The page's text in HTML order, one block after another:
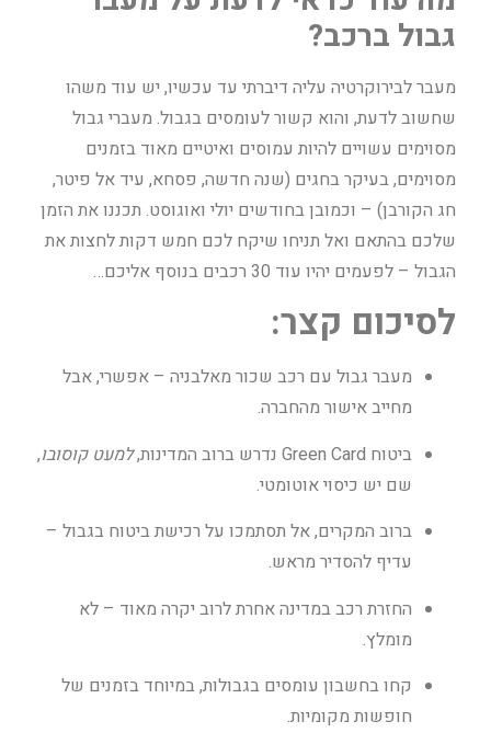
גבול ברכב?
מעבר לבירוקרטיה עליה דיברתי עד עכשיו, יש עוד משהו
שחשוב לדעת, והוא קשור לעומסים בגבול. מעברי גבול
מסוימים עשויים להיות עמוסים ואיטיים מאוד בזמנים
מסוימים, בעיקר בחגים (שנה חדשה, פסחא, עיד אל פיטר,
חג הקורבן) – וכמובן בחודשים יולי ואוגוסט. תכננו את הזמן
שלכם בהתאם ואל תניחו שיקח לכם חמש דקות לחצות את
הגבול – לפעמים יהיו עוד 30 רכבים בנוסף אליכם…
לסיכום קצר:
מעבר גבול עם רכב שכור מאלבניה – אפשרי, אבל
מחייב אישור מהחברה.
ביטוח Green Card נדרש ברוב המדינות,
למעט קוסובו,
שם יש כיסוי אוטומטי.
ברוב המקרים, אל תסתמכו על רכישת ביטוח בגבול –
עדיף להסדיר מראש.
החזרת רכב במדינה אחרת לרוב יקרה מאוד – לא
מומלץ.
קחו בחשבון עומסים בגבולות, במיוחד בזמנים של
חופשות מקומיות.